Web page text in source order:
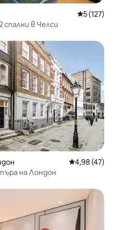
Средна
5 (127)
в Челси
Средна
4,98 (47)
на Лондон